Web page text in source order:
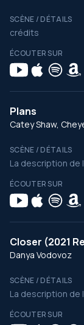
SCÈNE / DÉTAILS
crédits
ÉCOUTER SUR
Plans
Catey Shaw,
SCÈNE / DÉTAILS
La description de
ÉCOUTER SUR
Closer (2021
Danya Vodovoz
SCÈNE / DÉTAILS
La description de
ÉCOUTER SUR